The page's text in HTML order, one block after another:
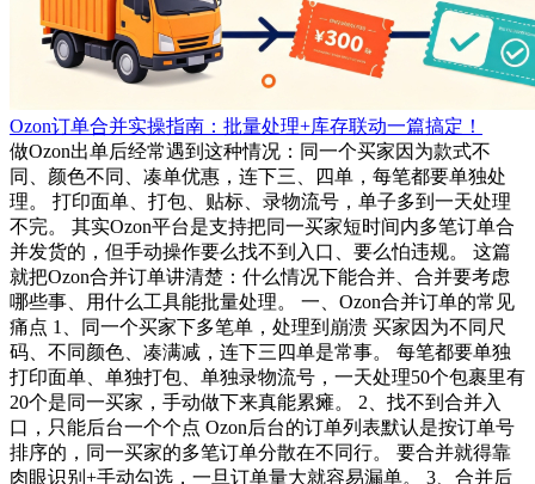
Ozon订单合并实操指南：批量处理+库存联动一篇搞定！
做Ozon出单后经常遇到这种情况：同一个买家因为款式不
同、颜色不同、凑单优惠，连下三、四单，每笔都要单独处
理。 打印面单、打包、贴标、录物流号，单子多到一天处理
不完。 其实Ozon平台是支持把同一买家短时间内多笔订单合
并发货的，但手动操作要么找不到入口、要么怕违规。 这篇
就把Ozon合并订单讲清楚：什么情况下能合并、合并要考虑
哪些事、用什么工具能批量处理。 一、Ozon合并订单的常见
痛点 1、同一个买家下多笔单，处理到崩溃 买家因为不同尺
码、不同颜色、凑满减，连下三四单是常事。 每笔都要单独
打印面单、单独打包、单独录物流号，一天处理50个包裹里有
20个是同一买家，手动做下来真能累瘫。 2、找不到合并入
口，只能后台一个个点 Ozon后台的订单列表默认是按订单号
排序的，同一买家的多笔订单分散在不同行。 要合并就得靠
肉眼识别+手动勾选，一旦订单量大就容易漏单。 3、合并后